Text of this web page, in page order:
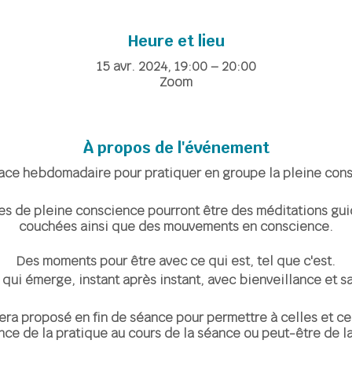
Heure et lieu
15 avr. 2024, 19:00 – 20:00
Zoom
À propos de l'événement
hebdomadaire pour pratiquer en groupe la pleine
de pleine conscience pourront être des méditations
couchées ainsi que des mouvements en conscience.
Des moments pour être avec ce qui est, tel que c'est.
émerge, instant après instant, avec bienveillance et
proposé en fin de séance pour permettre à celles et
de la pratique au cours de la séance ou peut-être de